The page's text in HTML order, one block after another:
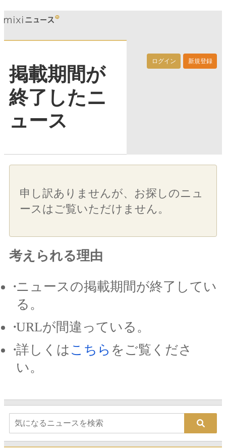
ログイン 新規登録
掲載期間が
終了したニ
ュース
申し訳ありませんが、お探しのニュ
ースはご覧いただけません。
考えられる理由
ニュースの掲載期間が終了してい
る。
URLが間違っている。
詳しくは こちら をご覧くださ
い。